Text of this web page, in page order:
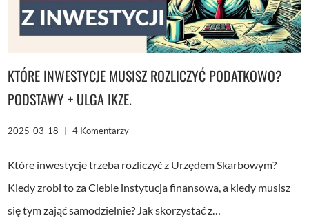
KTÓRE INWESTYCJE MUSISZ ROZLICZYĆ PODATKOWO?
PODSTAWY + ULGA IKZE.
2025-03-18 4 Komentarzy
Które inwestycje trzeba rozliczyć z Urzędem Skarbowym?
Kiedy zrobi to za Ciebie instytucja finansowa, a kiedy musisz
się tym zająć samodzielnie? Jak skorzystać z…